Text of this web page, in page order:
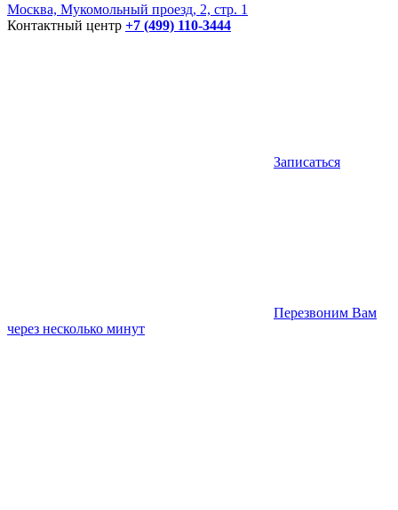
Москва, Мукомольный проезд, 2, стр. 1
Контактный центр +7 (499) 110-3444
Записаться
Перезвоним Вам
через несколько минут